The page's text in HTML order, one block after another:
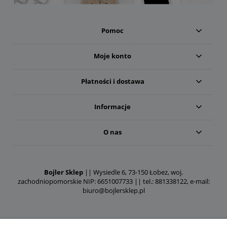
Pomoc
Moje konto
Płatności i dostawa
Informacje
O nas
Bojler Sklep || Wysiedle 6, 73-150 Łobez, woj.
zachodniopomorskie NIP: 6651007733 || tel.: 881338122, e-mail:
biuro@bojlersklep.pl